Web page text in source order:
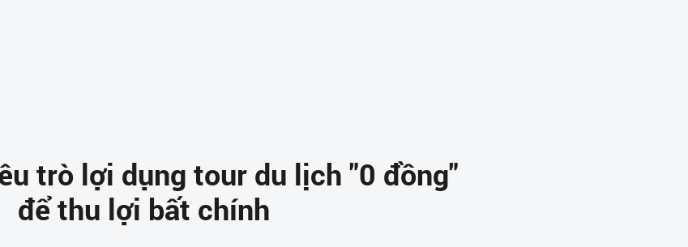
trò lợi dụng tour du lịch "0 đồng"
để thu lợi bất chính